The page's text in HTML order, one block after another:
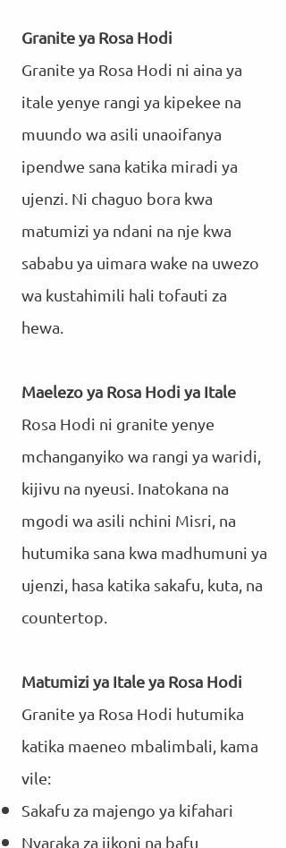
Granite ya Rosa Hodi
Granite ya Rosa Hodi ni aina ya
itale yenye rangi ya kipekee na
muundo wa asili unaoifanya
ipendwe sana katika miradi ya
ujenzi. Ni chaguo bora kwa
matumizi ya ndani na nje kwa
sababu ya uimara wake na uwezo
wa kustahimili hali tofauti za
hewa.
Maelezo ya Rosa Hodi ya Itale
Rosa Hodi ni granite yenye
mchanganyiko wa rangi ya waridi,
kijivu na nyeusi. Inatokana na
mgodi wa asili nchini Misri, na
hutumika sana kwa madhumuni ya
ujenzi, hasa katika sakafu, kuta, na
countertop.
Matumizi ya Itale ya Rosa Hodi
Granite ya Rosa Hodi hutumika
katika maeneo mbalimbali, kama
vile:
Sakafu za majengo ya kifahari